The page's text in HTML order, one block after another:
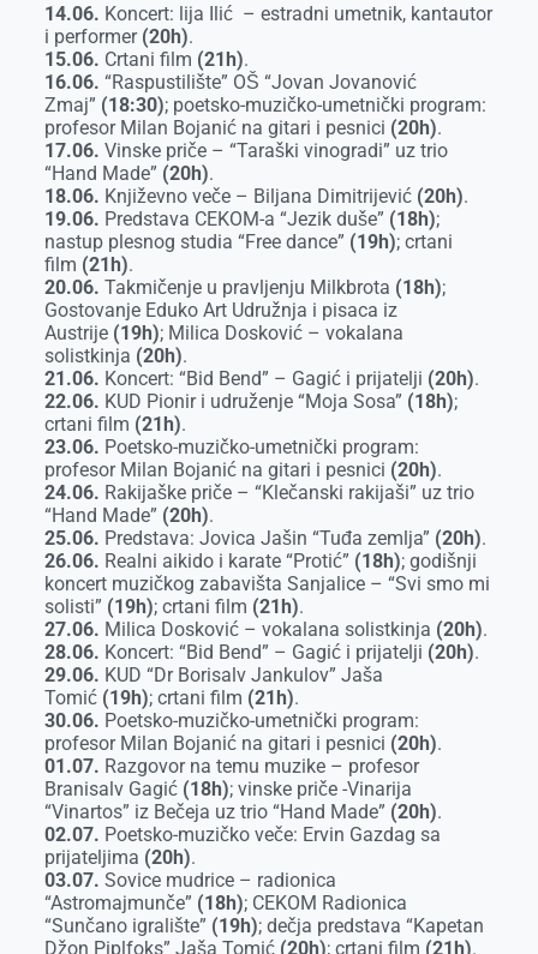
14.06. Koncert: lija Ilić – estradni umetnik, kantautor
i performer (20h).
15.06. Crtani film (21h).
16.06. “Raspustilište” OŠ “Jovan Jovanović
Zmaj” (18:30); poetsko-muzičko-umetnički program:
profesor Milan Bojanić na gitari i pesnici (20h).
17.06. Vinske priče – “Taraški vinogradi” uz trio
“Hand Made” (20h).
18.06. Književno veče – Biljana Dimitrijević (20h).
19.06. Predstava CEKOM-a “Jezik duše” (18h);
nastup plesnog studia “Free dance” (19h); crtani
film (21h).
20.06. Takmičenje u pravljenju Milkbrota (18h);
Gostovanje Eduko Art Udružnja i pisaca iz
Austrije (19h); Milica Dosković – vokalana
solistkinja (20h).
21.06. Koncert: “Bid Bend” – Gagić i prijatelji (20h).
22.06. KUD Pionir i udruženje “Moja Sosa” (18h);
crtani film (21h).
23.06. Poetsko-muzičko-umetnički program:
profesor Milan Bojanić na gitari i pesnici (20h).
24.06. Rakijaške priče – “Klečanski rakijaši” uz trio
“Hand Made” (20h).
25.06. Predstava: Jovica Jašin “Tuđa zemlja” (20h).
26.06. Realni aikido i karate “Protić” (18h); godišnji
koncert muzičkog zabavišta Sanjalice – “Svi smo mi
solisti” (19h); crtani film (21h).
27.06. Milica Dosković – vokalana solistkinja (20h).
28.06. Koncert: “Bid Bend” – Gagić i prijatelji (20h).
29.06. KUD “Dr Borisalv Jankulov” Jaša
Tomić (19h); crtani film (21h).
30.06. Poetsko-muzičko-umetnički program:
profesor Milan Bojanić na gitari i pesnici (20h).
01.07. Razgovor na temu muzike – profesor
Branisalv Gagić (18h); vinske priče -Vinarija
“Vinartos” iz Bečeja uz trio “Hand Made” (20h).
02.07. Poetsko-muzičko veče: Ervin Gazdag sa
prijateljima (20h).
03.07. Sovice mudrice – radionica
“Astromajmunče” (18h); CEKOM Radionica
“Sunčano igralište” (19h); dečja predstava “Kapetan
Džon Piplfoks” Jaša Tomić (20h); crtani film (21h).